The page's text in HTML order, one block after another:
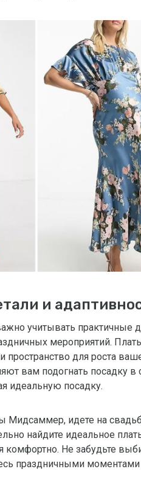
и
учитывать практичные
мероприятий.
пространство для роста
вам подогнать посадку
идеальную посадку.
Мидсаммер, идете на
найдите идеальное
комфортно. Не забудьте
праздничными